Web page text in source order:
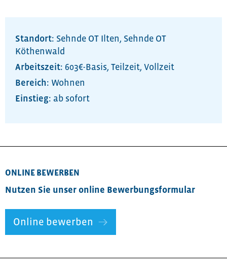
Standort: Sehnde OT Ilten, Sehnde OT
Köthenwald
Arbeitszeit: 603€-Basis, Teilzeit, Vollzeit
Bereich: Wohnen
ab sofort
ONLINE BEWERBEN
Nutzen Sie unser online Bewerbungsformular
Online bewerben